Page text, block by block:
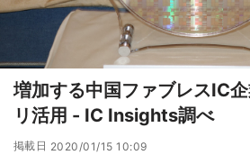
増加する中国ファブレスIC
リ活用 - IC Insights調べ
掲載日 2020/01/15 10:09